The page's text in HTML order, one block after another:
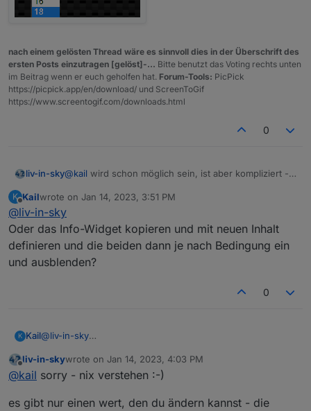
nach einem gelösten Thread wäre es sinnvoll dies in der Überschrift des
ersten Posts einzutragen [gelöst]-... Bitte benutzt das Voting rechts unten
im Beitrag wenn er euch geholfen hat. Forum-Tools: PicPick
https://picpick.app/en/download/ und ScreenToGif
https://www.screentogif.com/downloads.html
0
liv-in-sky@kail wird schon möglich sein, ist aber kompliziert -
wenn du im widget durch antippen eines wertes
etwas ändern willst, mußt du den wert schon als
html-input-tag definieren (oder über ein popup)- ob
das aber in verbindung mit einem binding funktioniert
????
hier mal ein beispiel, wie man eine tabelle ändern
kann
https://forum.iobroker.net/post/928286
wie in diesem beispiel mußt du wahrscheinlich
erstmal das ganze widget (deinen geposteten inhalt)
und darin einfach deine werte hinterlegen
K
Offline
Kailwrote on Jan 14, 2023, 3:51 PM
last edited by
@liv-in-sky
Oder das Info-Widget kopieren und mit neuen Inhalt
definieren und die beiden dann je nach Bedingung ein
und ausblenden?
0
K Kail@liv-in-sky
definieren und die beiden dann je nach Bedingung ein
und ausblenden?
Offline
liv-in-skywrote on Jan 14, 2023, 4:03 PM
last edited by
@kail sorry - nix verstehen :-)
es gibt nur einen wert, den du ändern kannst - die